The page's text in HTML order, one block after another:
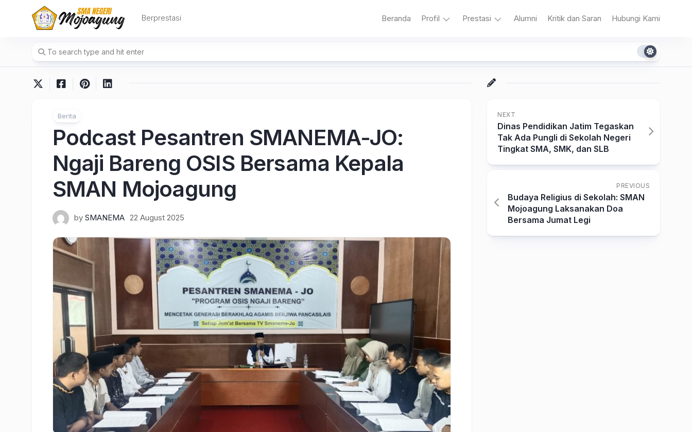
Berprestasi Beranda Profil
Sekolah
Prestasi
Akademik
Alumni Kritik dan Saran Hubungi Kami
Berita
Podcast Pesantren SMANEMA-JO:
Ngaji Bareng OSIS Bersama Kepala
SMAN Mojoagung
by SMANEMA 22 August 2025
NEXT
Dinas Pendidikan Jatim Tegaskan
Tak Ada Pungli di Sekolah Negeri
Tingkat SMA, SMK, dan SLB
PREVIOUS
Budaya Religius di Sekolah: SMAN
Mojoagung Laksanakan Doa
Bersama Jumat Legi